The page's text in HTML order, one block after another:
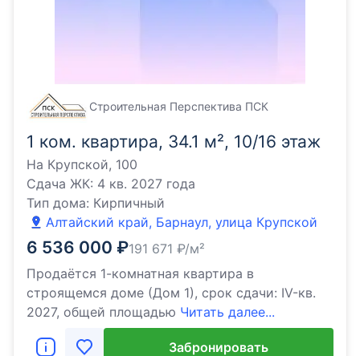
1 ком. квартира, 34.1 м², 10/16 этаж
На Крупской, 100
Сдача ЖК: 4 кв. 2027 года
Тип дома: Кирпичный
Алтайский край, Барнаул, улица Крупской
6 536 000 ₽191 671 ₽/м²
Продаётся 1-комнатная квартира в
строящемся доме (Дом 1), срок сдачи: IV-кв.
2027, общей площадью Читать далее...
Строительная Перспектива ПСК
Забронировать